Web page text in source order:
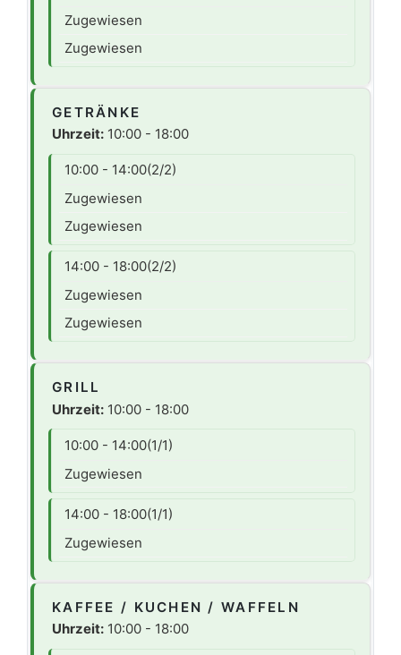
Zugewiesen
Zugewiesen
GETRÄNKE
Uhrzeit: 10:00 - 18:00
10:00 - 14:00(2/2)
Zugewiesen
Zugewiesen
14:00 - 18:00(2/2)
Zugewiesen
Zugewiesen
GRILL
Uhrzeit: 10:00 - 18:00
10:00 - 14:00(1/1)
Zugewiesen
14:00 - 18:00(1/1)
Zugewiesen
KAFFEE / KUCHEN / WAFFELN
Uhrzeit: 10:00 - 18:00